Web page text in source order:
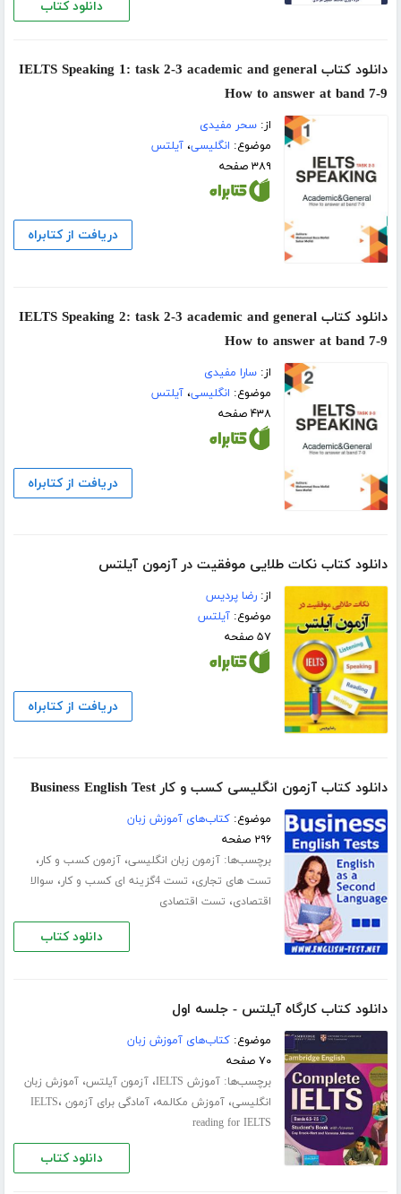
دانلود کتاب
دانلود کتاب IELTS Speaking 1: task 2-3 academic and general
How to answer at band 7-9
از:سحر مفیدی
موضوع: انگلیسی،آیلتس
۳۸۹ صفحه
دریافت از کتابراه
دانلود کتاب IELTS Speaking 2: task 2-3 academic and general
How to answer at band 7-9
از:سارا مفیدی
موضوع: انگلیسی،آیلتس
۴۳۸ صفحه
دریافت از کتابراه
دانلود کتاب نکات طلایی موفقیت در آزمون آیلتس
از:رضا پردیس
موضوع:آیلتس
۵۷ صفحه
دریافت از کتابراه
دانلود کتاب آزمون انگلیسی کسب و کار Business English Test
موضوع:کتاب‌های آموزش زبان
۲۹۶ صفحه
برچسب‌ها:آزمون زبان انگلیسی،آزمون کسب و کار،
تست های تجاری، تست 4گزینه ای کسب و کار ، سوالا
اقتصادی، تست اقتصادی
دانلود کتاب
دانلود کتاب کارگاه آیلتس - جلسه اول
موضوع:کتاب‌های آموزش زبان
۷۰ صفحه
برچسب‌ها:آموزش IELTS ،آزمون آیلتس،آموزش زبان
انگلیسی،آموزش مکالمه،آمادگی برای آزمون IELTS ،
reading for IELTS
دانلود کتاب